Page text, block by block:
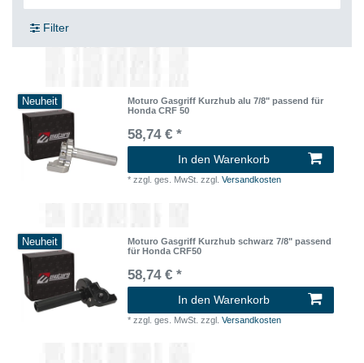
Filter
Neuheit
Moturo Gasgriff Kurzhub alu 7/8" passend für
Honda CRF 50
58,74 € *
In den Warenkorb
*zzgl. ges. MwSt. zzgl.Versandkosten
Neuheit
Moturo Gasgriff Kurzhub schwarz 7/8" passend
für Honda CRF50
58,74 € *
In den Warenkorb
*zzgl. ges. MwSt. zzgl.Versandkosten